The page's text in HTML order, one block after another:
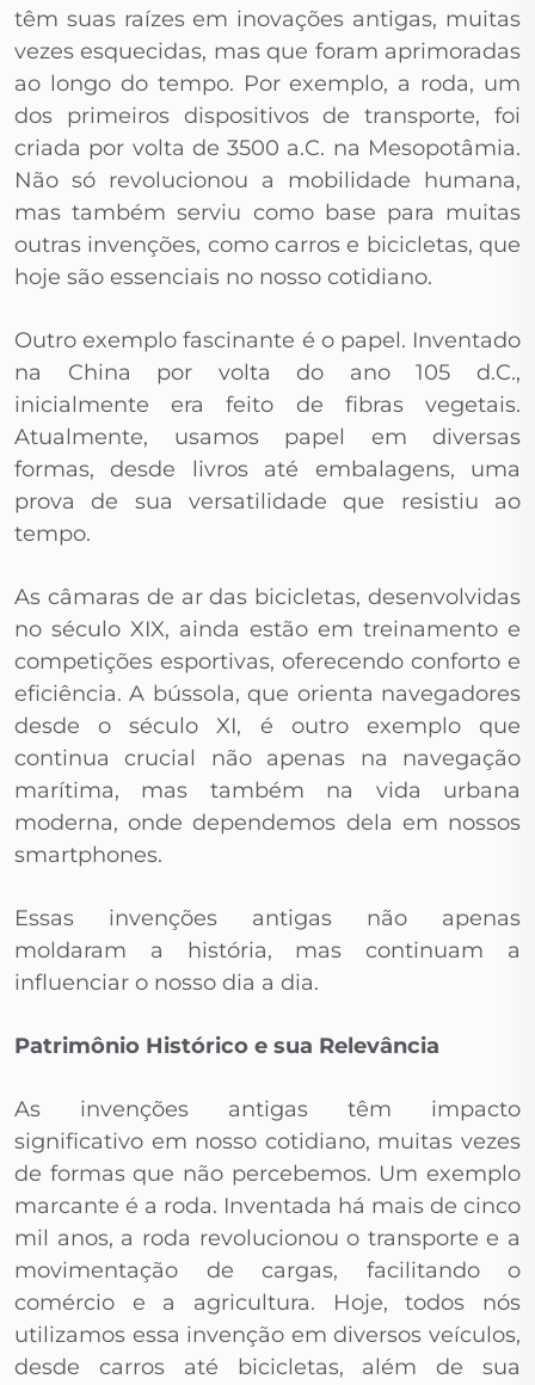
têm suas raízes em inovações antigas, muitas
vezes esquecidas, mas que foram aprimoradas
ao longo do tempo. Por exemplo, a roda, um
dos primeiros dispositivos de transporte, foi
criada por volta de 3500 a.C. na Mesopotâmia.
Não só revolucionou a mobilidade humana,
mas também serviu como base para muitas
outras invenções, como carros e bicicletas, que
hoje são essenciais no nosso cotidiano.
Outro exemplo fascinante é o papel. Inventado
na China por volta do ano 105 d.C.,
inicialmente era feito de fibras vegetais.
Atualmente, usamos papel em diversas
formas, desde livros até embalagens, uma
prova de sua versatilidade que resistiu ao
tempo.
As câmaras de ar das bicicletas, desenvolvidas
no século XIX, ainda estão em treinamento e
competições esportivas, oferecendo conforto e
eficiência. A bússola, que orienta navegadores
desde o século XI, é outro exemplo que
continua crucial não apenas na navegação
marítima, mas também na vida urbana
moderna, onde dependemos dela em nossos
smartphones.
Essas invenções antigas não apenas
moldaram a história, mas continuam a
influenciar o nosso dia a dia.
Patrimônio Histórico e sua Relevância
As invenções antigas têm impacto
significativo em nosso cotidiano, muitas vezes
de formas que não percebemos. Um exemplo
marcante é a roda. Inventada há mais de cinco
mil anos, a roda revolucionou o transporte e a
movimentação de cargas, facilitando o
comércio e a agricultura. Hoje, todos nós
utilizamos essa invenção em diversos veículos,
desde carros até bicicletas, além de sua